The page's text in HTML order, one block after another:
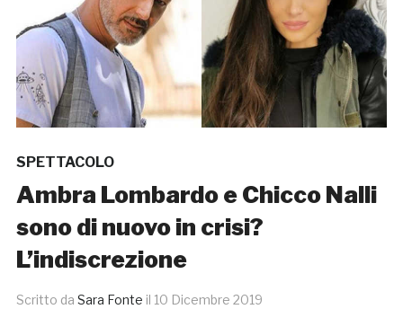
SPETTACOLO
Ambra Lombardo e Chicco Nalli
sono di nuovo in crisi?
L’indiscrezione
Scritto da Sara Fonte il 10 Dicembre 2019